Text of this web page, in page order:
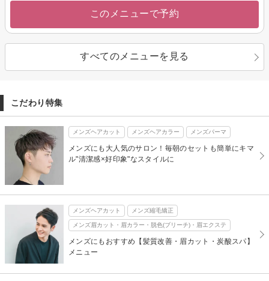
このメニューで予約
すべてのメニューを見る
こだわり特集
メンズヘアカット メンズヘアカラー メンズパーマ
メンズにも大人気のサロン！毎朝のセットも簡単にキマ
ル"清潔感×好印象"なスタイルに
メンズヘアカット メンズ縮毛矯正
メンズ眉カット・眉カラー・脱色(ブリーチ)・眉エクステ
メンズにもおすすめ【髪質改善・眉カット・炭酸スパ】
メニュー